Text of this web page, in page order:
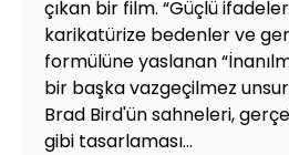
çıkan bir film. “Güçlü
karikatürize bedenler ve
formülüne yaslanan
bir başka vazgeçilmez
Brad Bird'ün sahneleri,
gibi tasarlaması...